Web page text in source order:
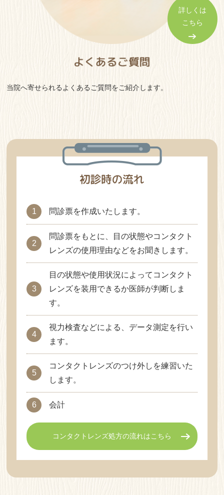
詳しくは
こちら
当院へ寄せられるよくあるご質問をご紹介します。
1 問診票を作成いたします。
2
問診票をもとに、目の状態やコンタクト
レンズの使用理由などをお聞きします。
3
目の状態や使用状況によってコンタクト
レンズを装用できるか医師が判断しま
す。
4
視力検査などによる、データ測定を行い
ます。
5
コンタクトレンズのつけ外しを練習いた
します。
6 会計
コンタクトレンズ処方の流れはこちら